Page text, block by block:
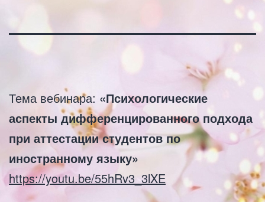
Тема вебинара: «Психологические
аспекты дифференцированного подхода
при аттестации студентов по
иностранному языку»
https://youtu.be/55hRv3_3lXE